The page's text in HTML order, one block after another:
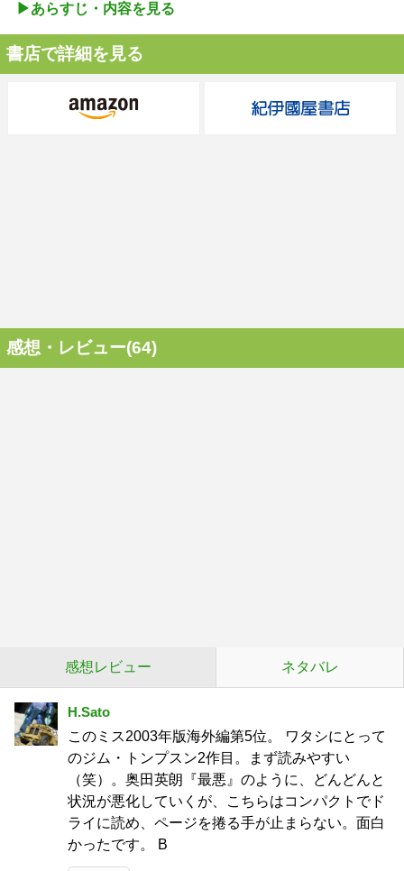
▶︎あらすじ・内容を見る
書店で詳細を見る
感想・レビュー(64)
感想レビュー ネタバレ
H.Sato
このミス2003年版海外編第5位。 ワタシにとって
のジム・トンプスン2作目。まず読みやすい
（笑）。奥田英朗『最悪』のように、どんどんと
状況が悪化していくが、こちらはコンパクトでド
ライに読め、ページを捲る手が止まらない。面白
かったです。 B